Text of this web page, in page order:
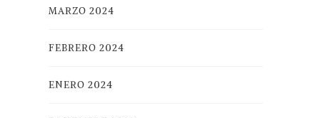
MARZO 2024
FEBRERO 2024
ENERO 2024